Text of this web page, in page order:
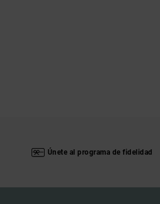
Únete al programa de fidelidad